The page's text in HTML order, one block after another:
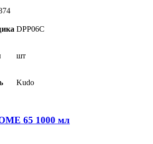
DPP06C
шт
Kudo
65 1000 мл